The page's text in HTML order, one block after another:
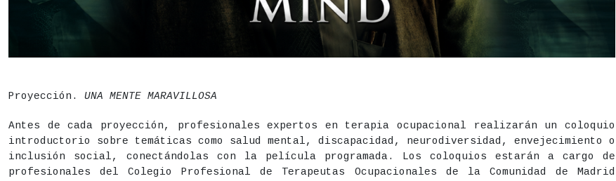
Finalizado
Fecha
Jueves 6 de agosto, 20h
Acceso libre hasta completar aforo
Lugar
Centro de Cultura Contemporánea CondeDuque - Salón de Actos
Proyección. UNA MENTE MARAVILLOSA
Antes de cada proyección, profesionales expertos en terapia ocupacional realizarán un coloquio
introductorio sobre temáticas como salud mental, discapacidad, neurodiversidad, envejecimiento o
inclusión social, conectándolas con la película programada. Los coloquios estarán a cargo de
profesionales del Colegio Profesional de Terapeutas Ocupacionales de la Comunidad de Madrid